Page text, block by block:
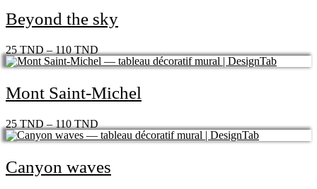
Beyond the sky
25TND–110TND
Mont Saint-Michel
25TND–110TND
Canyon waves